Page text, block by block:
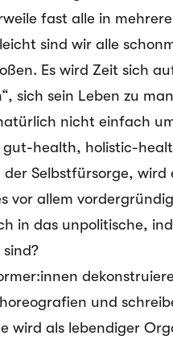
fast alle in
sind wir alle
Es wird Zeit sich
sich sein Leben zu
nicht einfach
health, holistic-
Selbstfürsorge,
vor allem
in das unpolitische,
und
wird als lebendiger